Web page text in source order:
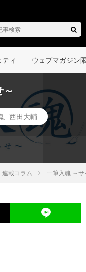
ィ ウェブマガジン
西田大輔
連載コラム 一筆入魂 ～